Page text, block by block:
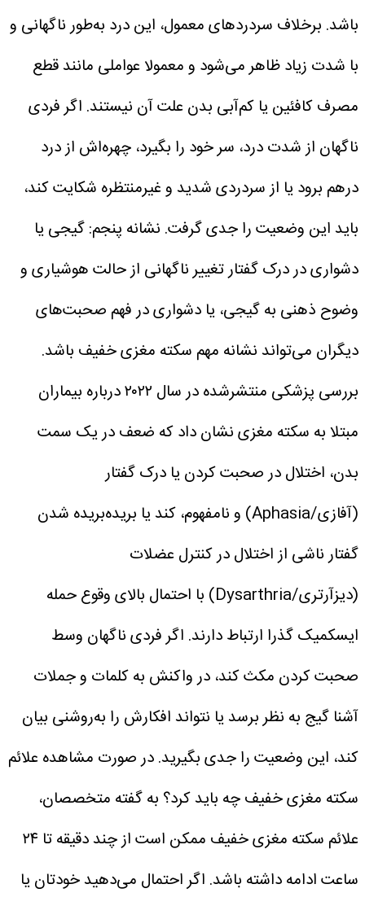
باشد. برخلاف سردردهای معمول، این درد به‌طور ناگهانی و
با شدت زیاد ظاهر می‌شود و معمولا عواملی مانند قطع
مصرف کافئین یا کم‌آبی بدن علت آن نیستند. اگر فردی
ناگهان از شدت درد، سر خود را بگیرد، چهره‌اش از درد
درهم برود یا از سردردی شدید و غیرمنتظره شکایت کند،
باید این وضعیت را جدی گرفت. نشانه پنجم: گیجی یا
دشواری در درک گفتارتغییر ناگهانی از حالت هوشیاری و
وضوح ذهنی به گیجی، یا دشواری در فهم صحبت‌های
دیگران می‌تواند نشانه مهم سکته مغزی خفیف باشد.
بررسی پزشکی منتشرشده در سال ۲۰۲۲ درباره بیماران
مبتلا به سکته مغزی نشان داد که ضعف در یک سمت
بدن، اختلال در صحبت کردن یا درک گفتار
(آفازی/Aphasia) و نامفهوم، کند یا بریده‌بریده شدن
گفتار ناشی از اختلال در کنترل عضلات
(دیزآرتری/Dysarthria) با احتمال بالای وقوع حمله
ایسکمیک گذرا ارتباط دارند. اگر فردی ناگهان وسط
صحبت کردن مکث کند، در واکنش به کلمات و جملات
آشنا گیج به نظر برسد یا نتواند افکارش را به‌روشنی بیان
کند، این وضعیت را جدی بگیرید.در صورت مشاهده علائم
سکته مغزی خفیف چه باید کرد؟ به گفته متخصصان،
علائم سکته مغزی خفیف ممکن است از چند دقیقه تا ۲۴
ساعت ادامه داشته باشد. اگر احتمال می‌دهید خودتان یا